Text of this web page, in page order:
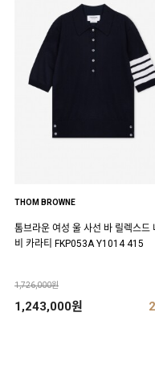
THOM BROWNE
톰브라운 여성 울 사선 바 릴렉스드
비 카라티 FKP053A Y1014 415
1,726,000원
1,243,000원